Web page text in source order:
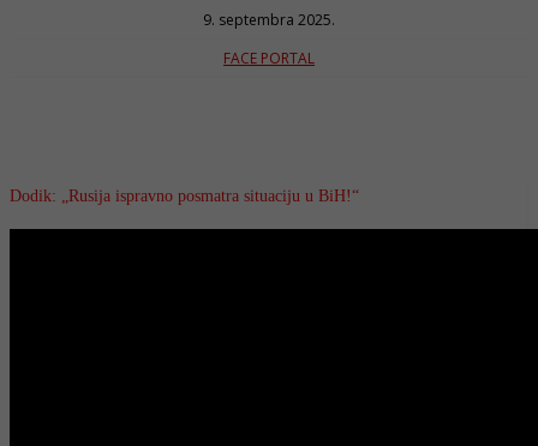
9. septembra 2025.
FACE PORTAL
Dodik: „Rusija ispravno posmatra situaciju u BiH!“